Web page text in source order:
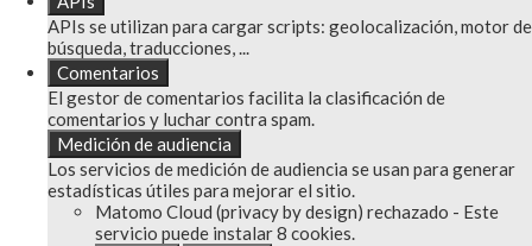
APIs se utilizan para cargar scripts: geolocalización, motor de
búsqueda, traducciones, ...
Comentarios
El gestor de comentarios facilita la clasificación de
comentarios y luchar contra spam.
Medición de audiencia
Los servicios de medición de audiencia se usan para generar
estadísticas útiles para mejorar el sitio.
Matomo Cloud (privacy by design) rechazado - Este
servicio puede instalar 8 cookies.